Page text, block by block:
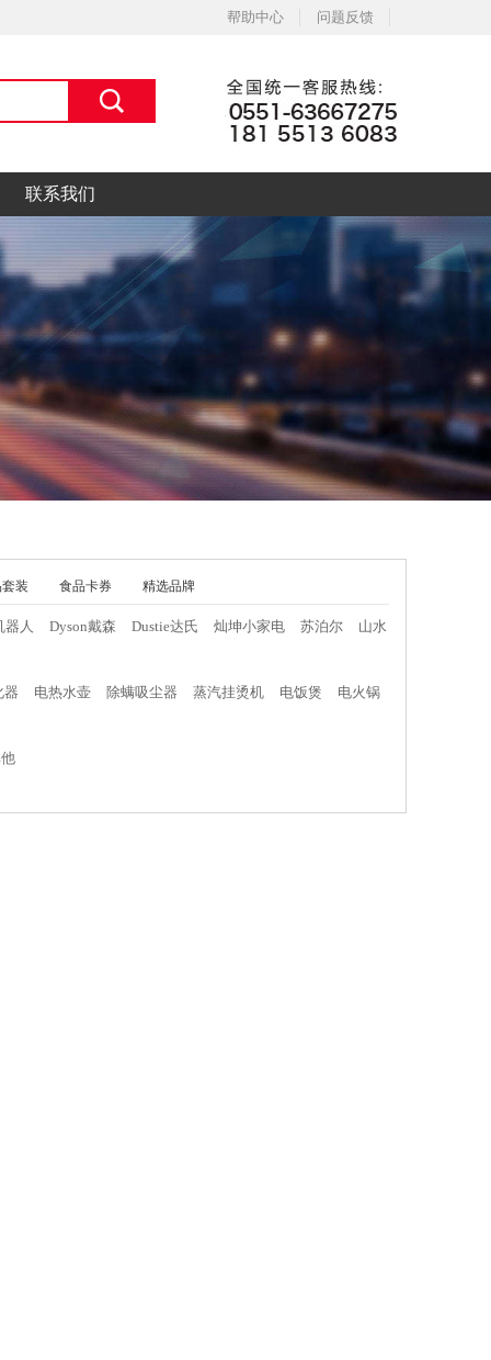
帮助中心 问题反馈
联系我们
装 食品卡券 精选品牌
器人 Dyson戴森 Dustie达氏 灿坤小家电 苏泊尔
山水
器 电热水壶 除螨吸尘器 蒸汽挂烫机 电饭煲
电火锅